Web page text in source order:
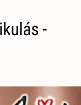
-